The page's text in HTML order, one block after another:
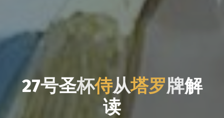
27号圣杯侍从塔罗牌解
读